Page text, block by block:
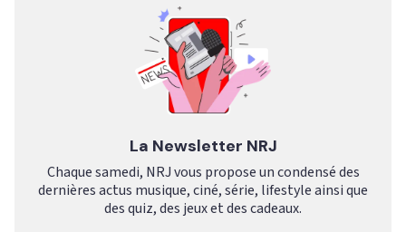
La Newsletter NRJ
Chaque samedi, NRJ vous propose un condensé des
dernières actus musique, ciné, série, lifestyle ainsi que
des quiz, des jeux et des cadeaux.